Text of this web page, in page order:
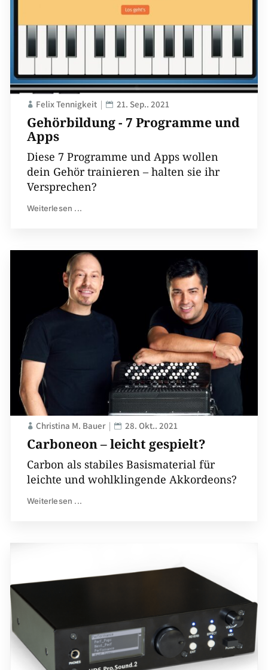
Gehörbildung - 7 Programme und
Apps
Felix Tennigkeit 21. Sep.. 2021
Diese 7 Programme und Apps wollen
dein Gehör trainieren – halten sie ihr
Versprechen?
Weiterlesen ...
Carboneon – leicht gespielt?
Christina M. Bauer 28. Okt.. 2021
Carbon als stabiles Basismaterial für
leichte und wohlklingende Akkordeons?
Weiterlesen ...